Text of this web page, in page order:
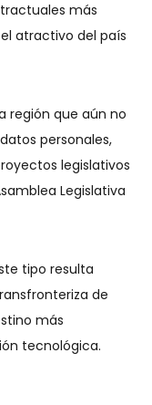
más
atractivo del país
región que aún no
personales,
legislativos
Legislativa
tipo resulta
de
más
tecnológica.